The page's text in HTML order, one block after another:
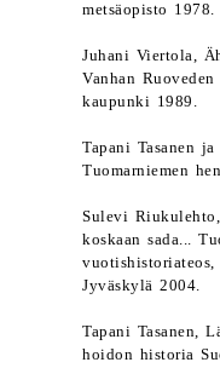
metsäopisto 1978.
Juhani Viertola,
Vanhan
kaupunki 1989.
Tapani Tasanen
Tuomarniemen
Sulevi
koskaan sada...
Jyväskylä 2004.
Tapani Tasanen,
hoidon historia